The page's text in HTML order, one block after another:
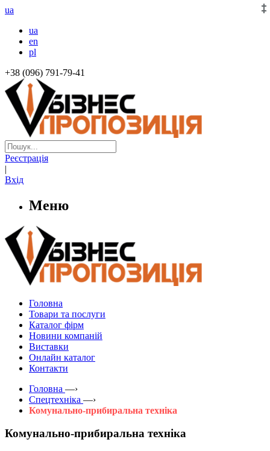
ua
ua
en
pl
+38 (096) 791-79-41
Реєстрація
|
Вхід
Меню
Головна
Товари та послуги
Каталог фірм
Новини компаній
Виставки
Онлайн каталог
Контакти
Головна —›
Спецтехніка —›
Комунально-прибиральна техніка
Комунально-прибиральна техніка